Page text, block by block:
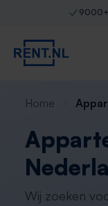
9000+
Home
Wij zoeken